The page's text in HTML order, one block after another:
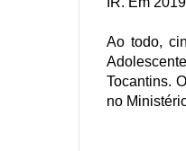
Ao todo,
Tocantins.
no